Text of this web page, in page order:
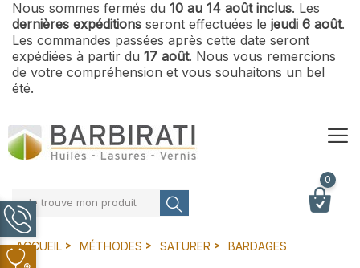
Nous sommes fermés du 10 au 14 août inclus. Les
dernières expéditions seront effectuées le jeudi 6 août.
Les commandes passées après cette date seront
expédiées à partir du 17 août. Nous vous remercions
de votre compréhension et vous souhaitons un bel
été.
Je trouve mon produit
0
ACCUEIL MÉTHODES SATURER BARDAGES